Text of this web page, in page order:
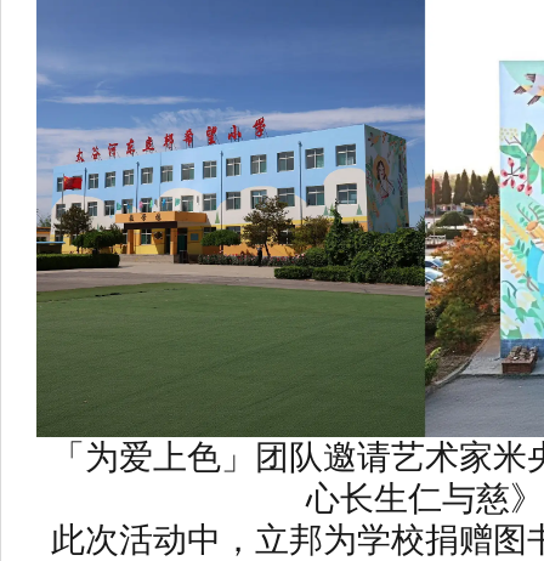
「为爱上色」团队邀请艺术家
心长生仁与慈》
此次活动中，立邦为学校捐赠图